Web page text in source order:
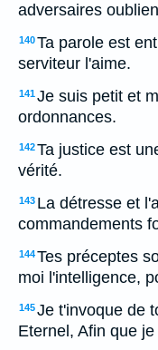
adversaires
140Ta parole est
serviteur l'aime.
141Je suis petit et
ordonnances.
142Ta justice est
vérité.
143 La détresse et
commandements
144Tes préceptes
moi l'intelligence,
145Je t'invoque de
Eternel, Afin que